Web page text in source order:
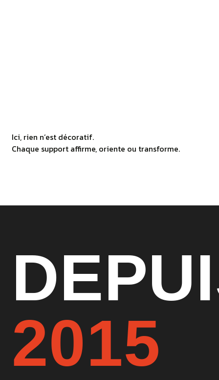
Ici, rien n’est décoratif.
Chaque support affirme, oriente ou transforme.
2015